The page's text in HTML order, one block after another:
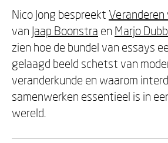
Nico Jong bespreekt
van Jaap Boonstra en Marjo
zien hoe de bundel van essays
gelaagd beeld schetst van
veranderkunde en waarom
samenwerken essentieel is in
wereld.